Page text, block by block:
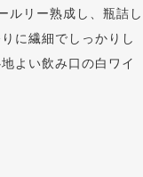
ルリー熟成し、瓶詰し
に繊細でしっかりし
よい飲み口の白ワイ